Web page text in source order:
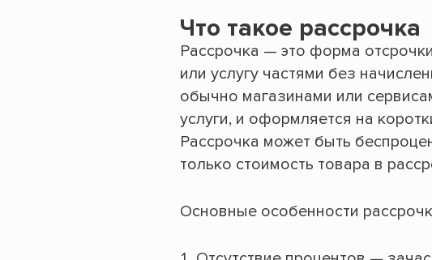
Что такое рассрочка
Рассрочка — это форма
или услугу частями без
обычно магазинами или
услуги, и оформляется на
Рассрочка может быть
только стоимость товара в
Основные особенности